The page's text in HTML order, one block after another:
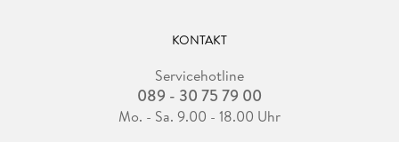
KONTAKT
Servicehotline
089 - 30 75 79 00
Mo. - Sa. 9.00 - 18.00 Uhr